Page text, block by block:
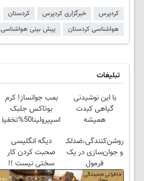
کردپرس خبرگزاری کردپرس کردستان
هواشناسی کردستان
پیش بینی هواشناسی
تبلیغات
با این نوشیدنی
گیاهی کبدت
همیشه
بمب جوانساز! کرم
بوتاکس جلبک
اسپیرولینا50%تخفیف
روشن‌کنندگی،ضد‌لک
و جوان‌سازی در یک
فرمول
حرفه‌ای50%تخفیف
دیگه انگلیسی
صحبت کردن کار
سختی نیست !!